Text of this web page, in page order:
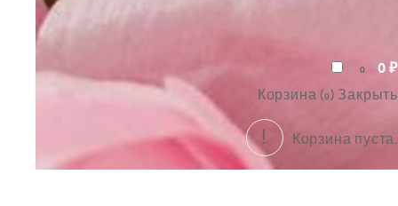
0 0₽
Корзина (0) Закрыть
Корзина пуста.